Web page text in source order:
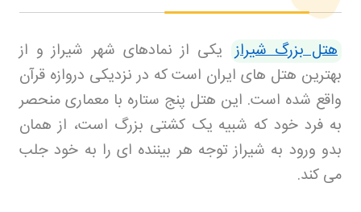
هتل بزرگ شیراز یکی از نمادهای شهر شیراز و از
بهترین هتل های ایران است که در نزدیکی دروازه قرآن
واقع شده است. این هتل پنج ستاره با معماری منحصر
به فرد خود که شبیه یک کشتی بزرگ است، از همان
بدو ورود به شیراز توجه هر بیننده ای را به خود جلب
می کند.